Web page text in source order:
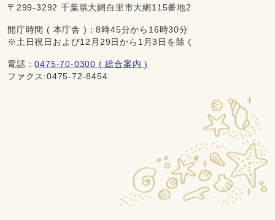
〒299-3292 千葉県大網白里市大網115番地2
開庁時間 ( 本庁舎 )：8時45分から16時30分
※土日祝日および12月29日から1月3日を除く
電話：0475-70-0300 ( 総合案内 )
ファクス:0475-72-8454